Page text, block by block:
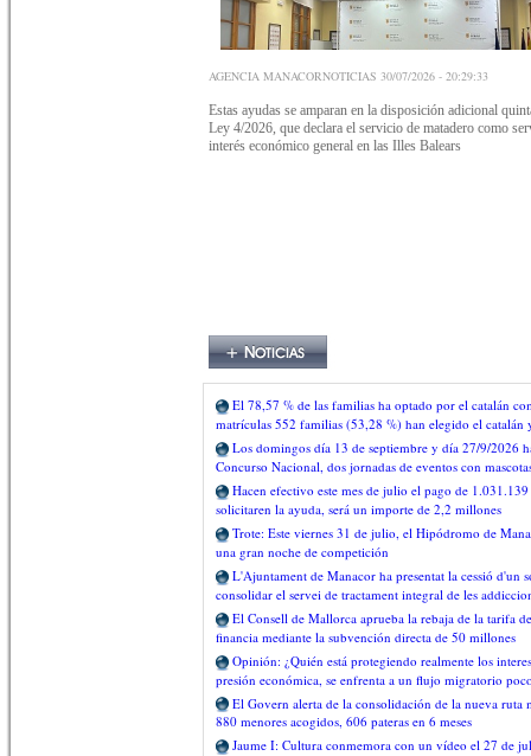
AGENCIA MANACORNOTICIAS 30/07/2026 - 20:29:33
Estas ayudas se amparan en la disposición adicional
Ley 4/2026, que declara el servicio de matadero como
interés económico general en las Illes Balears
El 78,57 % de las familias ha optado por el catalán
matrículas 552 familias (53,28 %) han elegido el
Los domingos día 13 de septiembre y día 27/9/2026
Concurso Nacional, dos jornadas de eventos con
Hacen efectivo este mes de julio el pago de
solicitaren la ayuda, será un importe de 2,2 millones
Trote: Este viernes 31 de julio, el Hipódromo de
una gran noche de competición
L'Ajuntament de Manacor ha presentat la cessió d'un
consolidar el servei de tractament integral de les
El Consell de Mallorca aprueba la rebaja de la tarifa
financia mediante la subvención directa de 50 millones
Opinión: ¿Quién está protegiendo realmente los
presión económica, se enfrenta a un flujo migratorio
El Govern alerta de la consolidación de la nueva ruta
880 menores acogidos, 606 pateras en 6 meses
Jaume I: Cultura conmemora con un vídeo el 27 de